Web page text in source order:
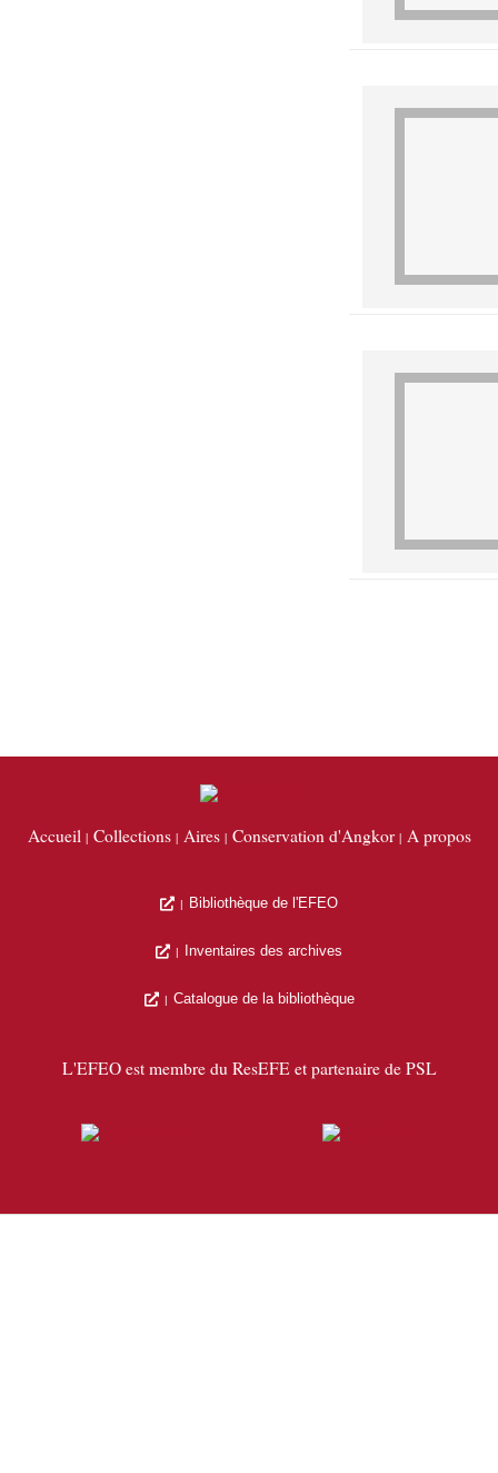
Accueil Collections Aires Conservation d'Angkor A propos
Bibliothèque de l'EFEO
Inventaires des archives
Catalogue de la bibliothèque
L'EFEO est membre du ResEFE et partenaire de PSL